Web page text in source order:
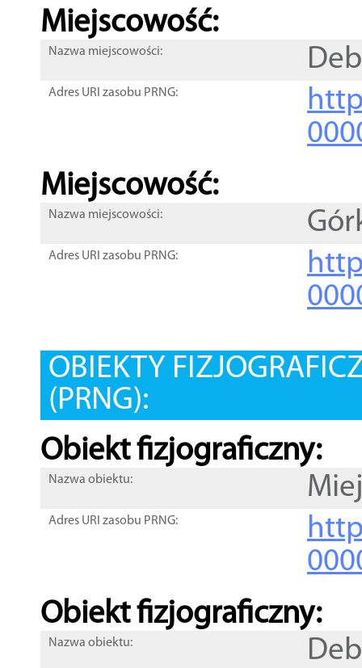
Miejscowość:
Nazwa miejscowości:
Adres URI zasobu PRNG:
Miejscowość:
Nazwa miejscowości:
Adres URI zasobu PRNG:
OBIEKTY
(PRNG):
Obiekt fizjograficzny:
Nazwa obiektu:
Adres URI zasobu PRNG:
Obiekt fizjograficzny:
Nazwa obiektu: